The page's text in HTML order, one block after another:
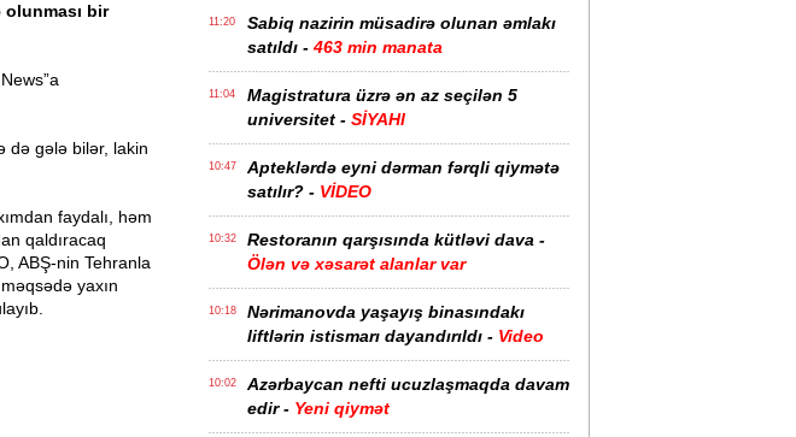
olunması bir
də gələ bilər, lakin
faydalı, həm
qaldıracaq
ABŞ-nin Tehranla
yaxın
11:20
Sabiq nazirin müsadirə olunan əmlakı
satıldı - 463 min manata
11:04
Magistratura üzrə ən az seçilən 5
universitet - SİYAHI
10:47
Apteklərdə eyni dərman fərqli qiymətə
satılır? - VİDEO
10:32
Restoranın qarşısında kütləvi dava -
Ölən və xəsarət alanlar var
10:18
Nərimanovda yaşayış binasındakı
liftlərin istismarı dayandırıldı - Video
10:02
Azərbaycan nefti ucuzlaşmaqda davam
edir - Yeni qiymət